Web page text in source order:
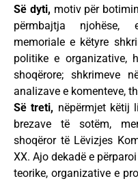
Së dyti, motiv për
përmbajtja njohëse,
memoriale e këtyre
politike e organizative,
shoqërore; shkrimeve
analizave e komenteve,
Së treti, nëpërmjet këtij
brezave të sotëm,
shoqëror të Lëvizjes
XX. Ajo dekadë e
teorike, organizative e